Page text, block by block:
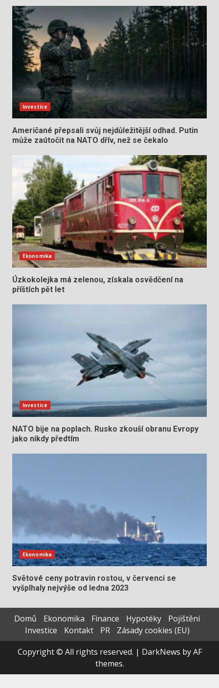
Investice
Američané přepsali svůj nejdůležitější odhad. Putin
může zaútočit na NATO dřív, než se čekalo
Ekonomika
Úzkokolejka má zelenou, získala osvědčení na
příštích pět let
Investice
NATO bije na poplach. Rusko zkouší obranu Evropy
jako nikdy předtím
Ekonomika
Světové ceny potravin rostou, v červenci se
vyšplhaly nejvýše od ledna 2023
Domů Ekonomika Finance Hypotéky
Pojištění
Investice
Kontakt PR
Zásady cookies (EU)
Copyright © All rights reserved. | DarkNews by AF
themes.